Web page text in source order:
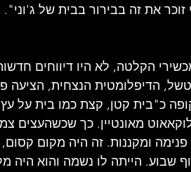
את זה בבירור בבית של
הקלטה, לא היו דיווחים
הדיפלומטית הנצחית, הציעה
כ"בית קטן, קצת כמו בית על
מאונטיין. כך שכשהעצים
פנימה ומקננות. זה היה מקום
שבוע. הייתה לו נשמה והוא היה